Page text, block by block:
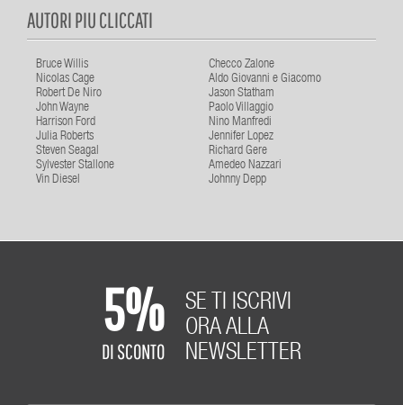
AUTORI PIU CLICCATI
Bruce Willis
Checco Zalone
Nicolas Cage
Aldo Giovanni e Giacomo
Robert De Niro
Jason Statham
John Wayne
Paolo Villaggio
Harrison Ford
Nino Manfredi
Julia Roberts
Jennifer Lopez
Steven Seagal
Richard Gere
Sylvester Stallone
Amedeo Nazzari
Vin Diesel
Johnny Depp
5%
DI SCONTO
SE TI ISCRIVI
ORA ALLA
NEWSLETTER